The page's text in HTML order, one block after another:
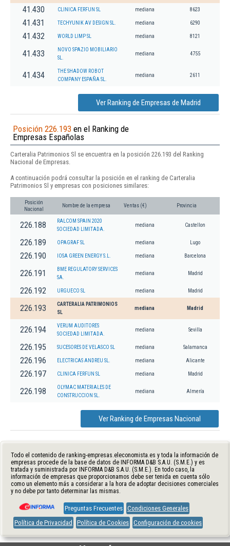
41.430 CLINICA FERFUN SL mediana 8623
41.431 TECHYUNIK AV DESIGN SL. mediana 6290
41.432 WORLD LIMP SL mediana 8121
41.433
NOVO SPAZIO MOBILIARIO
SL.
mediana 4755
41.434
THE SHADOW ROBOT
COMPANY ESPAÑA SL.
mediana 2611
Ver Ranking de Empresas de Madrid
Posición 226.193 en el Ranking de
Empresas Españolas
Carteralia Patrimonios Sl se encuentra en la posición 226.193 del Ranking
Nacional de Empresas.
A continuación podrá consultar la posición en el ranking de Carteralia
Patrimonios Sl y empresas con posiciones similares:
Posición
Nacional
Nombre de la empresa Ventas (€) Provincia
226.188
RALCOM SPAIN 2020
SOCIEDAD LIMITADA.
mediana Castellon
226.189 OPAGRAF SL mediana Lugo
226.190 IOSA GREEN ENERGY S.L. mediana Barcelona
226.191
BME REGULATORY SERVICES
SA.
mediana Madrid
226.192 URGUECO SL mediana Madrid
226.193
CARTERALIA PATRIMONIOS
SL
mediana Madrid
226.194
VERUM AUDITORES
SOCIEDAD LIMITADA.
mediana Sevilla
226.195 SUCESORES DE VELASCO SL mediana Salamanca
226.196 ELECTRICAS ANDREU SL. mediana Alicante
226.197 CLINICA FERFUN SL mediana Madrid
226.198
OLYMAC MATERIALES DE
CONSTRUCCION SL.
mediana Almería
Ver Ranking de Empresas Nacional
Todo el contenido de ranking-empresas.eleconomista.es y toda la información de
empresas procede de la base de datos de INFORMA D&B S.A.U. (S.M.E.) y es
tratada y suministrada por INFORMA D&B S.A.U. (S.M.E.). En todo caso, la
información de empresas que proporcionamos debe ser tenida en cuenta sólo
como un elemento más a considerar a la hora de adoptar decisiones comerciales
y no debe por tanto determinar las mismas.
Preguntas Frecuentes Condiciones Generales
Política de Privacidad
Política de Cookies Configuración de cookies